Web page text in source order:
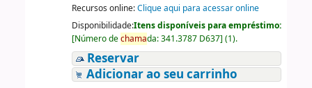
Recursos online:Clique aqui para acessar online
Disponibilidade:Itens disponíveis para empréstimo:
[Número dechamada:341.3787 D637] (1).
Reservar
Adicionar ao seu carrinho